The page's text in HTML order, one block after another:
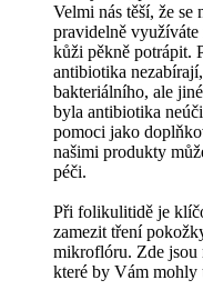
Velmi nás těší, že se
pravidelně
kůži pěkně potrápit.
antibiotika
bakteriálního, ale
byla antibiotika
pomoci jako
našimi produkty
péči.
Při folikulitidě je
zamezit tření
mikroflóru. Zde jsou
které by Vám mohly